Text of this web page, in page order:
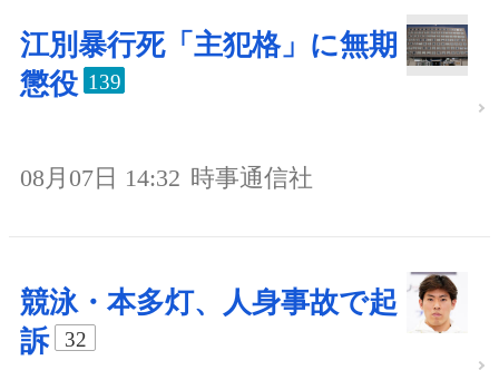
江別暴行死「主犯格」に無期
懲役 139
08月07日 14:32 時事通信社
競泳・本多灯、人身事故で起
訴
32